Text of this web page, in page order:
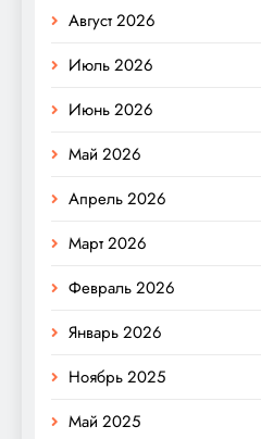
Август 2026
Июль 2026
Июнь 2026
Май 2026
Апрель 2026
Март 2026
Февраль 2026
Январь 2026
Ноябрь 2025
Май 2025